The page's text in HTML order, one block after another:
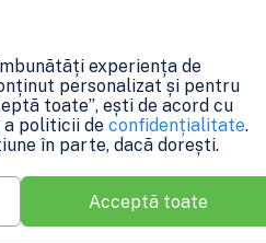
experiența de
personalizat și pentru
toate”, ești de acord cu
a politicii de confidențialitate.
în parte, dacă dorești.
Acceptă toate